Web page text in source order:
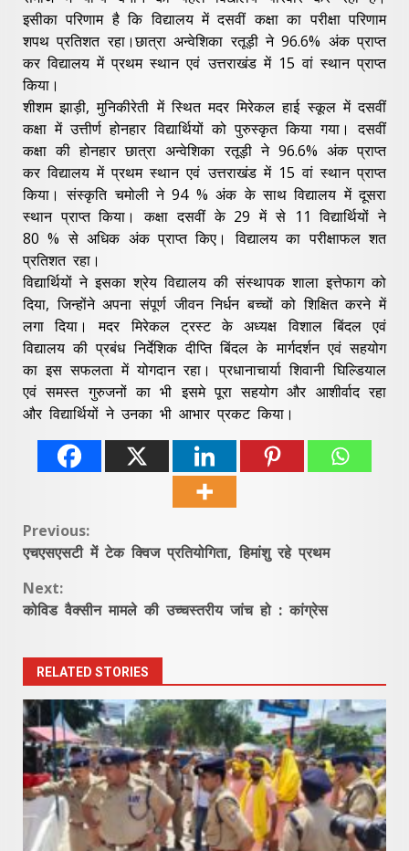
इसीका परिणाम है कि विद्यालय में दसवीं कक्षा का परीक्षा परिणाम
शपथ प्रतिशत रहा।छात्रा अन्वेशिका रतूड़ी ने 96.6% अंक प्राप्त
कर विद्यालय में प्रथम स्थान एवं उत्तराखंड में 15 वां स्थान प्राप्त
किया।
शीशम झाड़ी, मुनिकीरेती में स्थित मदर मिरेकल हाई स्कूल में दसवीं
कक्षा में उत्तीर्ण होनहार विद्यार्थियों को पुरुस्कृत किया गया। दसवीं
कक्षा की होनहार छात्रा अन्वेशिका रतूड़ी ने 96.6% अंक प्राप्त
कर विद्यालय में प्रथम स्थान एवं उत्तराखंड में 15 वां स्थान प्राप्त
किया। संस्कृति चमोली ने 94 % अंक के साथ विद्यालय में दूसरा
स्थान प्राप्त किया। कक्षा दसवीं के 29 में से 11 विद्यार्थियों ने
80 % से अधिक अंक प्राप्त किए। विद्यालय का परीक्षाफल शत
प्रतिशत रहा।
विद्यार्थियों ने इसका श्रेय विद्यालय की संस्थापक शाला इत्तेफाग को
दिया, जिन्होंने अपना संपूर्ण जीवन निर्धन बच्चों को शिक्षित करने में
लगा दिया। मदर मिरेकल ट्रस्ट के अध्यक्ष विशाल बिंदल एवं
विद्यालय की प्रबंध निर्देशिक दीप्ति बिंदल के मार्गदर्शन एवं सहयोग
का इस सफलता में योगदान रहा। प्रधानाचार्या शिवानी घिल्डियाल
एवं समस्त गुरुजनों का भी इसमे पूरा सहयोग और आशीर्वाद रहा
और विद्यार्थियों ने उनका भी आभार प्रकट किया।
Continue
Previous:
एचएसएसटी में टेक क्विज प्रतियोगिता, हिमांशु रहे प्रथम
Next:
कोविड वैक्सीन मामले की उच्चस्तरीय जांच हो : कांग्रेस
RELATED STORIES